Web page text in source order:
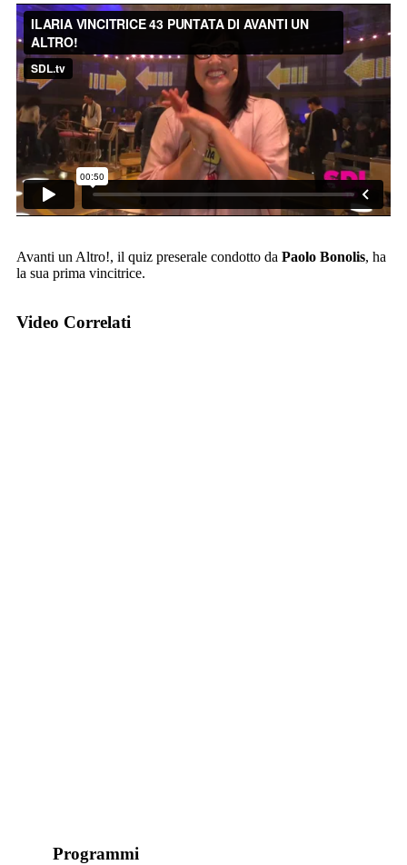
Avanti un Altro!, il quiz preserale condotto da Paolo Bonolis, ha
la sua prima vincitrice.
Video Correlati
Programmi